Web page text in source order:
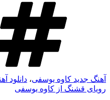
جدید کاوه یوسفی،دانلود
قشنگ از کاوه یوسفی